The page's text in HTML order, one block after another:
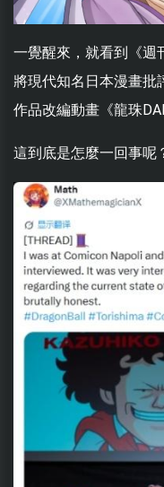
一覺醒來，就看到《週
將現代知名日本漫畫批
作品改編動畫《龍珠
這到底是怎麼一回事呢